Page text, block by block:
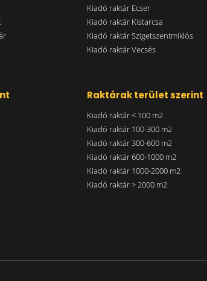
Kiadó raktár Ecser
Kiadó raktár Kistarcsa
Kiadó raktár Szigetszentmiklós
Kiadó raktár Vecsés
Raktárak terület szerint
Kiadó raktár < 100 m2
Kiadó raktár 100-300 m2
Kiadó raktár 300-600 m2
Kiadó raktár 600-1000 m2
Kiadó raktár 1000-2000 m2
Kiadó raktár > 2000 m2